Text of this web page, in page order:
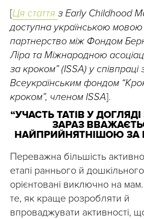
[Ця стаття з Early Childhood
доступна українською
партнерство між Фондом
Ліра та Міжнародною
за кроком” (ISSA) у співпраці
Всеукраїнським фондом
кроком”, членом ISSA].
“УЧАСТЬ ТАТІВ У
ЗАРАЗ
НАЙПРИЙНЯТНІШОЮ ЗА
Переважна більшість
етапі раннього й
орієнтовані виключно на
те, як краще розробляти й
впроваджувати активності,